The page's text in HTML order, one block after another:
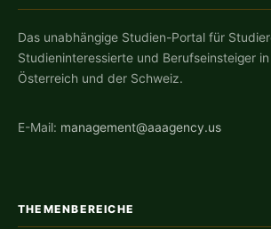
Das unabhängige Studien-Portal für
Studieninteressierte und Berufseinsteiger
Österreich und der Schweiz.
E-Mail: management@aaagency.us
THEMENBEREICHE